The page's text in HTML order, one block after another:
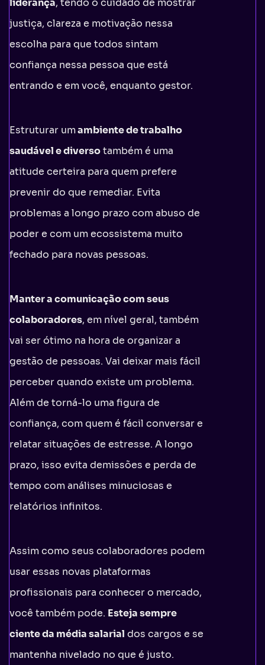
liderança, tendo o cuidado de mostrar
justiça, clareza e motivação nessa
escolha para que todos sintam
confiança nessa pessoa que está
entrando e em você, enquanto gestor.
Estruturar umambiente de trabalho
saudável e diversotambém é uma
atitude certeira para quem prefere
prevenir do que remediar. Evita
problemas a longo prazo com abuso de
poder e com um ecossistema muito
fechado para novas pessoas.
Manter a comunicação com seus
colaboradores, em nível geral, também
vai ser ótimo na hora de organizar a
gestão de pessoas. Vai deixar mais fácil
perceber quando existe um problema.
Além de torná-lo uma figura de
confiança, com quem é fácil conversar e
relatar situações de estresse. A longo
prazo, isso evita demissões e perda de
tempo com análises minuciosas e
relatórios infinitos.
Assim como seus colaboradores podem
usar essas novas plataformas
profissionais para conhecer o mercado,
você também pode. Esteja sempre
ciente da média salarial dos cargos e se
mantenha nivelado no que é justo.